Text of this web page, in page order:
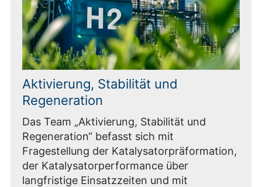
Aktivierung, Stabilität und
Regeneration
Das Team „Aktivierung, Stabilität und
Regeneration“ befasst sich mit
Fragestellung der Katalysatorpräformation,
der Katalysatorperformance über
langfristige Einsatzzeiten und mit